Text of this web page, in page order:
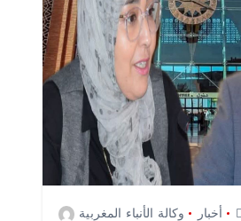
وكالة الأنباء المغربية أخبار